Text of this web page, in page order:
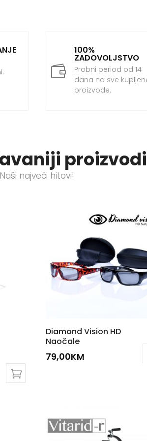
options
may
page

100%
ZADOVOLJSTVO
Probni period od 14
dana na sve
proizvode.
proizvodi
Naši najveći hitovi!
Diamond Vision HD
Naočale
79,00KM